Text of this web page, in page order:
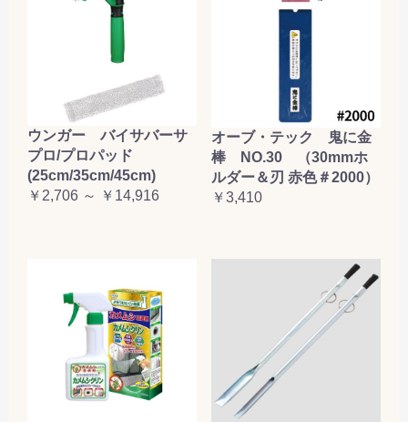
ウンガー バイサバーサ
プロ/プロパッド
(25cm/35cm/45cm)
￥2,706 ～ ￥14,916
オーブ・テック 鬼に金
棒 NO.30 （30mmホ
ルダー＆刃 赤色＃2000）
￥3,410